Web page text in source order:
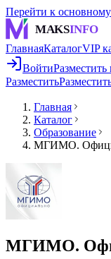
Перейти к
MAKSINFO
ГлавнаяКаталогVIP
ВойтиРазместить
Разместить
Главная
Каталог
Образование
МГИМО.
МГИМО.